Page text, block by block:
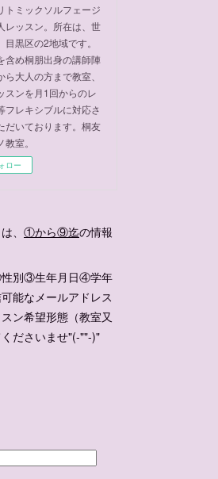
トミックソルフェージ
レッスン。所在は、世
目黒区の2地域です。
含め桐朋出身の講師陣
ら大人の方まで教室、
スンを月1回からのレ
フレキシブルに対応さ
だいております。桐友
室。
ロー
、 ①から⑨迄の情報
別③生年月日④学年
能なメールアドレス
ン希望形態（教室又
ださいませ"(-""-)"